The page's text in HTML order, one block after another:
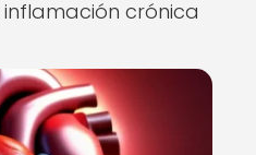
crónica